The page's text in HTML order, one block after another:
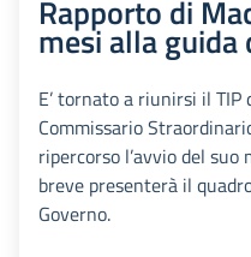
Rapporto di
mesi alla guida
E’ tornato a riunirsi il
Commissario
ripercorso l’avvio del
breve presenterà il
Governo.